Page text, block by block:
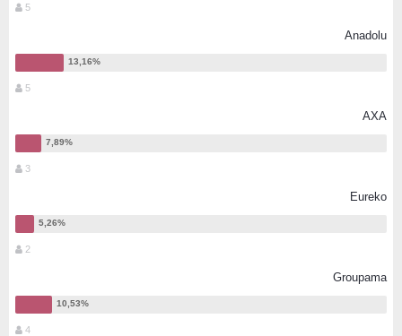
5
Anadolu
5
AXA
3
Eureko
2
Groupama
4